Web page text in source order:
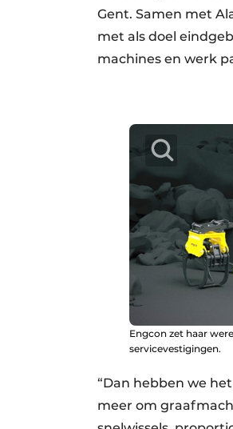
Gent. Samen met
met als doel
machines en werk
Engcon zet haar
servicevestigingen.
“Dan hebben we
meer om